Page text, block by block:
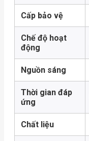
Cấp bảo vệ
Chế độ hoạt
động
Nguồn sáng
Thời gian đáp
ứng
Chất liệu